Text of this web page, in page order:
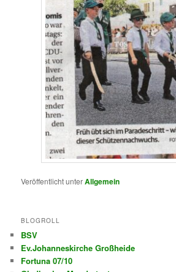
Veröffentlicht unterAllgemein
BLOGROLL
BSV
Ev.Johanneskirche Großheide
Fortuna 07/10